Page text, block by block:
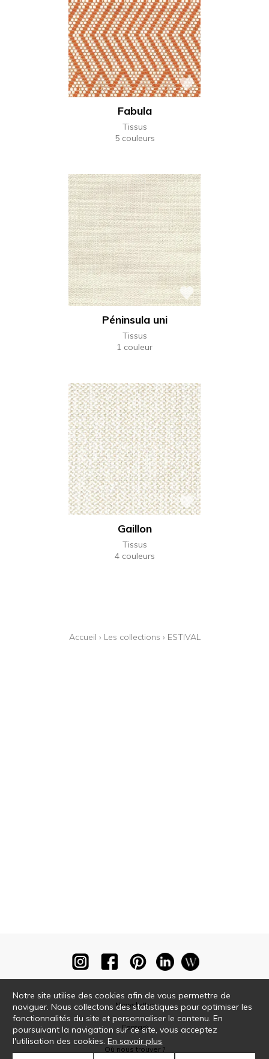
Fabula
Tissus
5 couleurs
Péninsula uni
Tissus
1 couleur
Gaillon
Tissus
4 couleurs
Accueil › Les collections › ESTIVAL
Newsletter
Contact
Où nous trouver ?
Notre site utilise des cookies afin de vous permettre de
naviguer. Nous collectons des statistiques pour optimiser les
fonctionnalités du site et personnaliser le contenu. En
poursuivant la navigation sur ce site, vous acceptez
l'utilisation des cookies.En savoir plus